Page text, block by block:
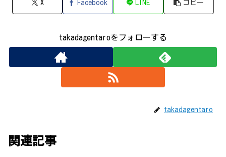
X Facebook LINE コピー
takadagentaroをフォローする
takadagentaro
関連記事